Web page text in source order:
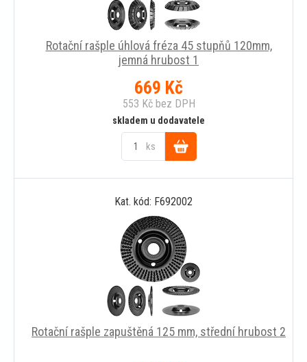
Rotační rašple úhlová fréza 45 stupňů 120mm,
jemná hrubost 1
669 Kč
553 Kčbez DPH
skladem u dodavatele
ks
Do
košíku
Kat. kód: F692002
Rotační rašple zapuštěná 125 mm, střední hrubost 2